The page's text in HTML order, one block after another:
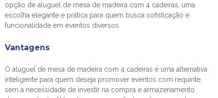
opção de aluguel de mesa de madeira com 4 cadeiras , uma
escolha elegante e prática para quem busca sofisticação e
funcionalidade em eventos diversos.
Vantagens
O aluguel de mesa de madeira com 4 cadeiras é uma alternativa
inteligente para quem deseja promover eventos com requinte,
sem a necessidade de investir na compra e armazenamento